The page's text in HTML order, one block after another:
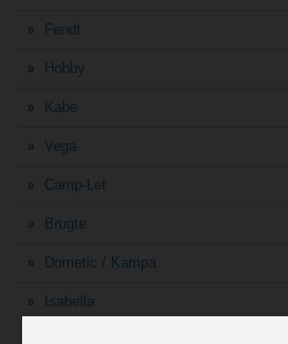
Fendt
Hobby
Kabe
Vega
Camp-Let
Brugte
Dometic / Kampa
Isabella